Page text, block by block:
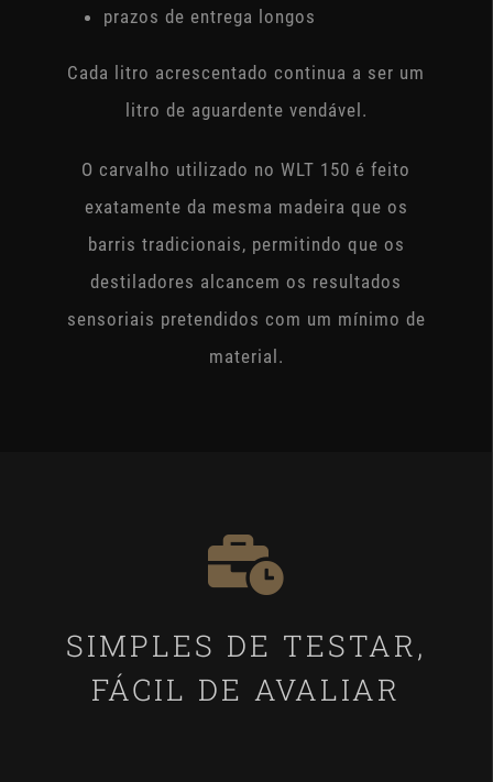
prazos de entrega longos
Cada litro acrescentado continua a ser um
litro de aguardente vendável.
O carvalho utilizado no WLT 150 é feito
exatamente da mesma madeira que os
barris tradicionais, permitindo que os
destiladores alcancem os resultados
sensoriais pretendidos com um mínimo de
material.
SIMPLES DE TESTAR,
FÁCIL DE AVALIAR